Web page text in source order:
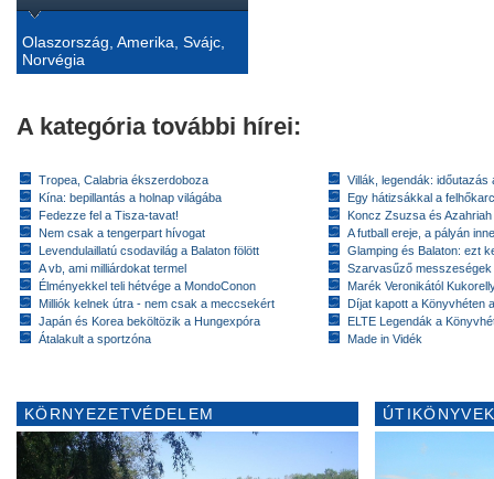
Olaszország, Amerika, Svájc,
Norvégia
A kategória további hírei:
Tropea, Calabria ékszerdoboza
Kína: bepillantás a holnap világába
Fedezze fel a Tisza-tavat!
Nem csak a tengerpart hívogat
Levendulaillatú csodavilág a Balaton fölött
A vb, ami milliárdokat termel
Élményekkel teli hétvége a MondoConon
Milliók kelnek útra - nem csak a meccsekért
Japán és Korea beköltözik a Hungexpóra
Átalakult a sportzóna
Villák, legendák: időutazás
Egy hátizsákkal a
Koncz Zsuzsa és
A futball ereje, a pályán
Glamping és Balaton: ezt
Szarvasűző messzeségek
Marék Veronikától
Díjat kapott a Könyvhéten
ELTE Legendák a
Made in Vidék
KÖRNYEZETVÉDELEM